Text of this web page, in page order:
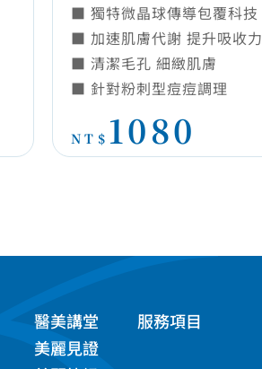
■ 獨特微晶球傳導包覆科技
■ 加速肌膚代謝 提升吸收力
■ 清潔毛孔 細緻肌膚
■ 針對粉刺型痘痘調理
NT$ 1080
醫美講堂
美麗見證
服務項目